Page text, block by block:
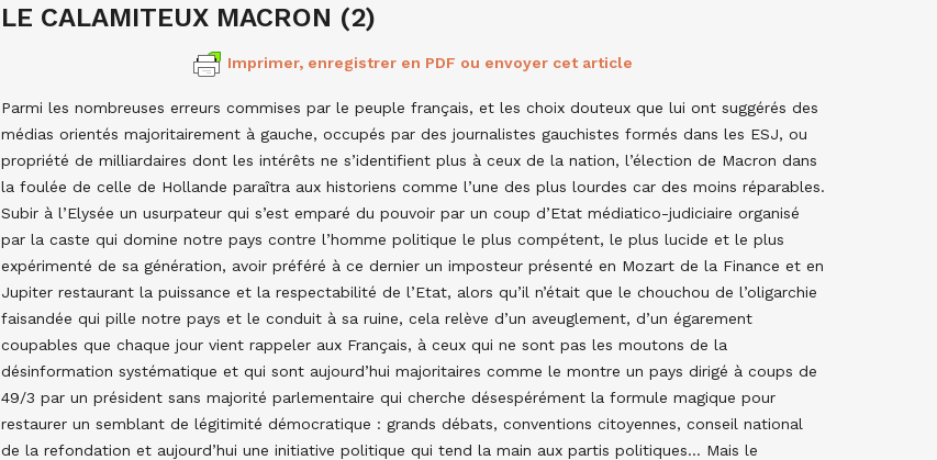
LE CALAMITEUX MACRON (2)
Imprimer, enregistrer en PDF ou envoyer cet article
Parmi les nombreuses erreurs commises par le peuple français, et les choix douteux que lui ont suggérés des
médias orientés majoritairement à gauche, occupés par des journalistes gauchistes formés dans les ESJ, ou
propriété de milliardaires dont les intérêts ne s’identifient plus à ceux de la nation, l’élection de Macron dans
la foulée de celle de Hollande paraîtra aux historiens comme l’une des plus lourdes car des moins réparables.
Subir à l’Elysée un usurpateur qui s’est emparé du pouvoir par un coup d’Etat médiatico-judiciaire organisé
par la caste qui domine notre pays contre l’homme politique le plus compétent, le plus lucide et le plus
expérimenté de sa génération, avoir préféré à ce dernier un imposteur présenté en Mozart de la Finance et en
Jupiter restaurant la puissance et la respectabilité de l’Etat, alors qu’il n’était que le chouchou de l’oligarchie
faisandée qui pille notre pays et le conduit à sa ruine, cela relève d’un aveuglement, d’un égarement
coupables que chaque jour vient rappeler aux Français, à ceux qui ne sont pas les moutons de la
désinformation systématique et qui sont aujourd’hui majoritaires comme le montre un pays dirigé à coups de
49/3 par un président sans majorité parlementaire qui cherche désespérément la formule magique pour
restaurer un semblant de légitimité démocratique : grands débats, conventions citoyennes, conseil national
de la refondation et aujourd’hui une initiative politique qui tend la main aux partis politiques… Mais le